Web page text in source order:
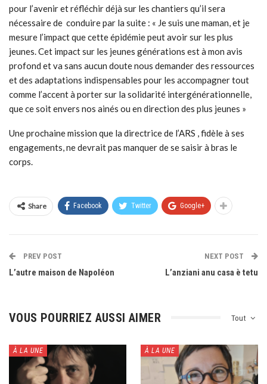
pour l’avenir et réfléchir déjà sur les chantiers qu’il sera
nécessaire de conduire par la suite : « Je suis une maman, et je
mesure l’impact que cette épidémie peut avoir sur les plus
jeunes. Cet impact sur les jeunes générations est à mon avis
profond et va sans aucun doute nous demander des ressources
et des adaptations indispensables pour les accompagner tout
comme l’accent à porter sur la solidarité intergénérationnelle,
que ce soit envers nos ainés ou en direction des plus jeunes »
Une prochaine mission que la directrice de l’ARS , fidèle à ses
engagements, ne devrait pas manquer de se saisir à bras le
corps.
Share Facebook Twitter Google+
PREV POST
L’autre maison de Napoléon
NEXT POST
L’anziani anu casa è tetu
Tout
VOUS POURRIEZ AUSSI AIMER
À LA UNE À LA UNE